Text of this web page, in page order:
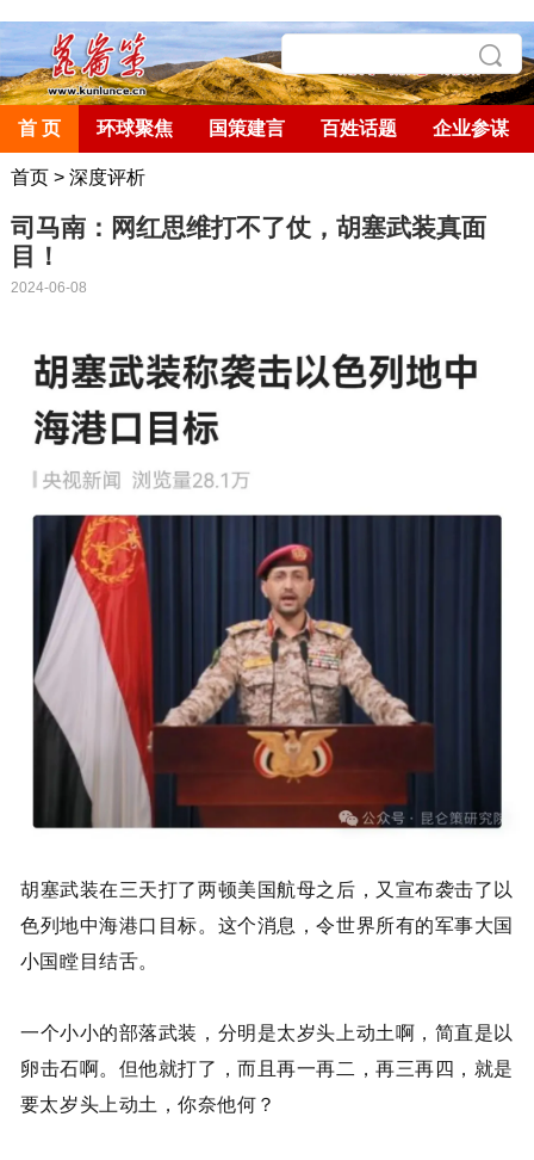
首 页 环球聚焦 国策建言 百姓话题 企业参谋
首页> 深度评析
司马南：网红思维打不了仗，胡塞武装真面
目！
2024-06-08
胡塞武装在三天打了两顿美国航母之后，又宣布袭击了以
色列地中海港口目标。这个消息，令世界所有的军事大国
小国瞠目结舌。
一个小小的部落武装，分明是太岁头上动土啊，简直是以
卵击石啊。但他就打了，而且再一再二，再三再四，就是
要太岁头上动土，你奈他何？